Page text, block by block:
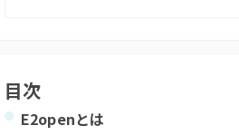
目次
E2openとは